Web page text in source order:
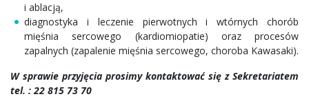
i ablacją,
diagnostyka i leczenie pierwotnych i wtórnych chorób
mięśnia sercowego (kardiomiopatie) oraz procesów
zapalnych (zapalenie mięśnia sercowego, choroba Kawasaki).
W sprawie przyjęcia prosimy kontaktować się z Sekretariatem
tel. : 22 815 73 70